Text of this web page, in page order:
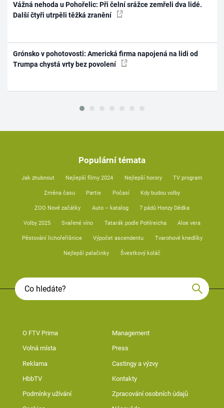
Vážná nehoda u Pohořelic: Při čelní srážce zemřeli dva lidé.
Další čtyři utrpěli těžká zranění
Grónsko v pohotovosti: Americká firma napojená na lidi od
Trumpa chystá vrty bez povolení
Populární témata
Jak zhubnout Nejlepší filmy 2024 Nejlepší horory TV program
Změna času Partie Počasí Kdy budou volby
ZOO Nové začátky Auto – katalog 7 pádů Honzy Dědka
Volby 2025 Svařené víno Tatarák podle Pohlreicha Aloe vera
Pěstování lichořeřišnice Výpočet ascendentu Tvarohové knedlíky
Nejlepší palačinky Švestkový koláč
O FTV Prima Management
Volná místa Press
Reklama Castingy a výzvy
HbbTV Kontakty
Podmínky užívání Zpracování osobních údajů